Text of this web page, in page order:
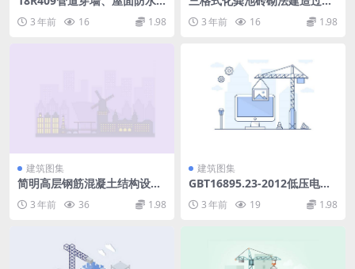
3 年前 16 1.98 3 年前 16 1.98
建筑图集
简明高层钢筋混凝土结构设计
3 年前 36 1.98
建筑图集
GBT16895.23-2012低压电气
3 年前 19 1.98